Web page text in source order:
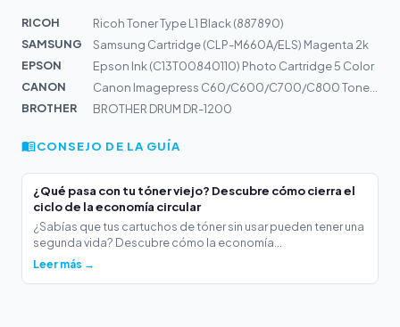
RICOH
Ricoh Toner Type L1 Black (887890)
SAMSUNG
Samsung Cartridge (CLP-M660A/ELS) Magenta 2k
EPSON
Epson Ink (C13T00840110) Photo Cartridge 5 Color
CANON
BROTHER
BROTHER DRUM DR-1200
CONSEJO DE LA GUÍA
¿Qué pasa con tu tóner viejo? Descubre cómo cierra el
ciclo de la economía circular
¿Sabías que tus cartuchos de tóner sin usar pueden tener una
segunda vida? Descubre cómo la economía...
Leer más →